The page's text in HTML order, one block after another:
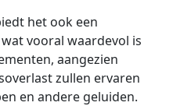
het ook een
wat vooral waardevol is
aangezien
zullen ervaren
en andere geluiden.